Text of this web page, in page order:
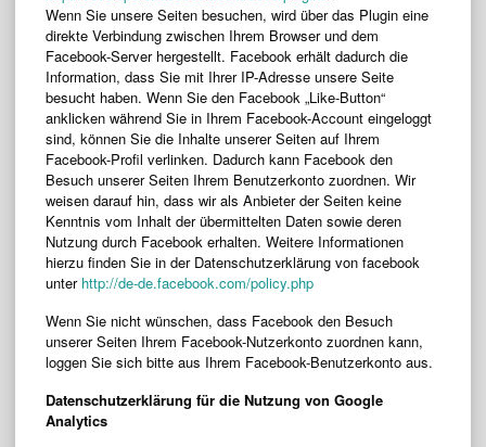
Wenn Sie unsere Seiten besuchen, wird über das Plugin eine
direkte Verbindung zwischen Ihrem Browser und dem
Facebook-Server hergestellt. Facebook erhält dadurch die
Information, dass Sie mit Ihrer IP-Adresse unsere Seite
besucht haben. Wenn Sie den Facebook „Like-Button“
anklicken während Sie in Ihrem Facebook-Account eingeloggt
sind, können Sie die Inhalte unserer Seiten auf Ihrem
Facebook-Profil verlinken. Dadurch kann Facebook den
Besuch unserer Seiten Ihrem Benutzerkonto zuordnen. Wir
weisen darauf hin, dass wir als Anbieter der Seiten keine
Kenntnis vom Inhalt der übermittelten Daten sowie deren
Nutzung durch Facebook erhalten. Weitere Informationen
hierzu finden Sie in der Datenschutzerklärung von facebook
unter http://de-de.facebook.com/policy.php
Wenn Sie nicht wünschen, dass Facebook den Besuch
unserer Seiten Ihrem Facebook-Nutzerkonto zuordnen kann,
loggen Sie sich bitte aus Ihrem Facebook-Benutzerkonto aus.
Datenschutzerklärung für die Nutzung von Google
Analytics